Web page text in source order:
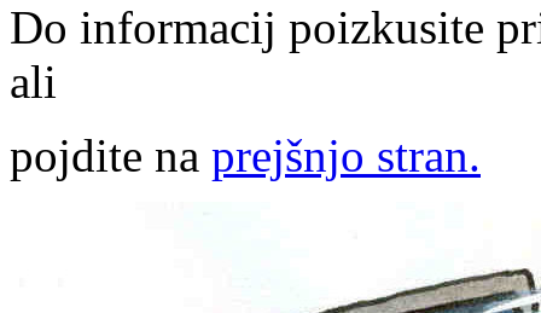
Do informacij poizkusite
ali
pojdite na prejšnjo stran.